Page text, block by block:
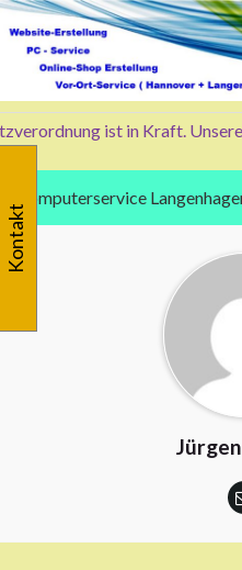
ist in Kraft. Unsere
Computerservice
Kontakt